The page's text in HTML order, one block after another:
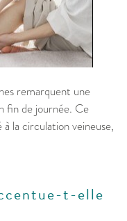
remarquent une
fin de journée. Ce
la circulation veineuse,
t-elle